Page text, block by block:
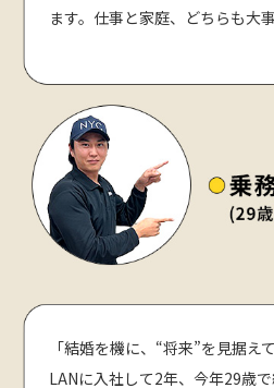
ます。仕事と家庭、どちらも大
「結婚を機に、“将来”を見据え
LANに入社して2年、今年29歳